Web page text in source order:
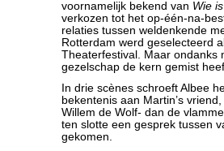
voornamelijk bekend van Wie
verkozen tot het op-één-na-
relaties tussen weldenkende
Rotterdam werd geselecteerd
Theaterfestival. Maar ondanks
gezelschap de kern gemist
In drie scènes schroeft Albee
bekentenis aan Martin’s
Willem de Wolf- dan de
ten slotte een gesprek tussen
gekomen.